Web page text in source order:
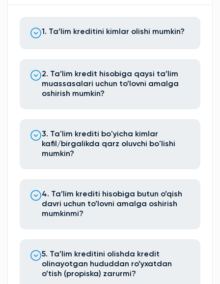
1. Ta’lim kreditini kimlar olishi mumkin?
2. Ta’lim kredit hisobiga qaysi ta’lim
muassasalari uchun to’lovni amalga
oshirish mumkin?
3. Ta'lim krediti bo'yicha kimlar
kafil/birgalikda qarz oluvchi bo'lishi
mumkin?
4. Ta’lim krediti hisobiga butun o’qish
davri uchun to’lovni amalga oshirish
mumkinmi?
5. Ta’lim kreditini olishda kredit
olinayotgan hududdan ro’yxatdan
o’tish (propiska) zarurmi?